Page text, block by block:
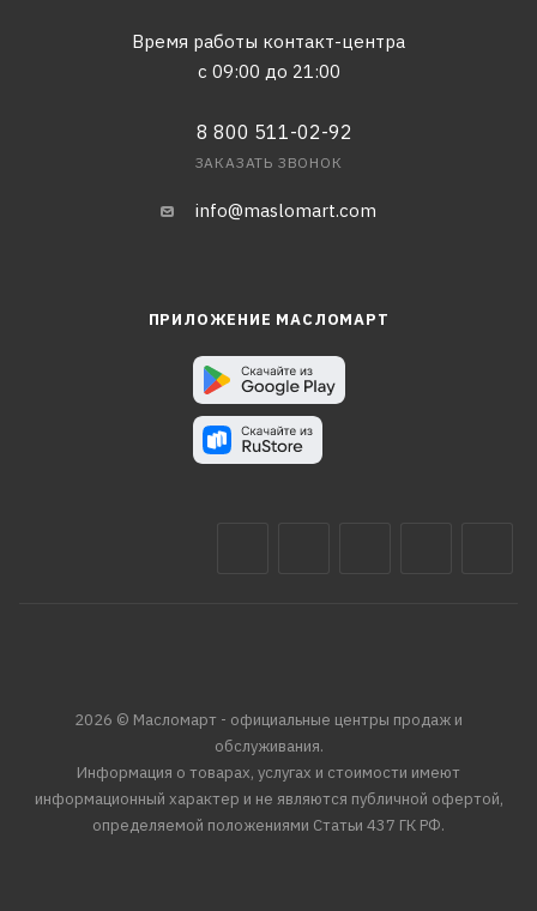
Время работы контакт-центра
с 09:00 до 21:00
8 800 511-02-92
ЗАКАЗАТЬ ЗВОНОК
info@maslomart.com
ПРИЛОЖЕНИЕ МАСЛОМАРТ
2026 © Масломарт - официальные центры продаж и
обслуживания.
Информация о товарах, услугах и стоимости имеют
информационный характер и не являются публичной офертой,
определяемой положениями Статьи 437 ГК РФ.